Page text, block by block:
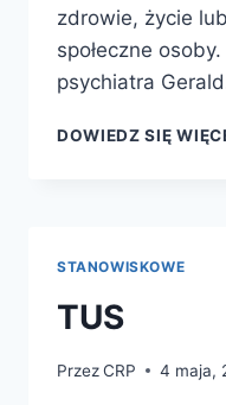
zdrowie, życie
społeczne
psychiatra
DOWIEDZ SIĘ
STANOWISKOWE
TUS
PrzezCRP 4 maja,